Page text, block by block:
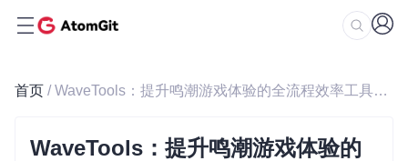
首页 / WaveTools：提升鸣潮游戏体验的全流程效率工具解决方案
WaveTools：提升鸣潮游戏体验的